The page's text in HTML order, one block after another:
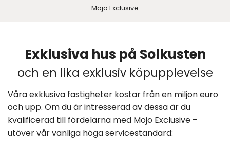
Mojo Exclusive
Exklusiva hus på Solkusten
och en lika exklusiv köpupplevelse
Våra exklusiva fastigheter kostar från en miljon euro
och upp. Om du är intresserad av dessa är du
kvalificerad till fördelarna med Mojo Exclusive –
utöver vår vanliga höga servicestandard: